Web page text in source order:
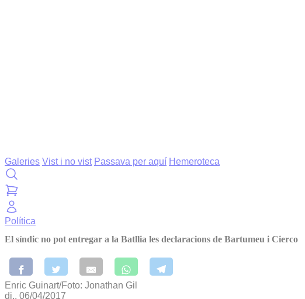
Galeries Vist i no vist Passava per aquí Hemeroteca
Política
El síndic no pot entregar a la Batllia les declaracions de Bartumeu i Cierco
Enric Guinart/Foto: Jonathan Gil
dj., 06/04/2017